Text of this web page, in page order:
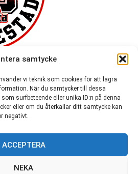
samtycke
vi teknik som cookies för att lagra
När du samtycker till dessa
surfbeteende eller unika ID:n på denna
eller om du återkallar ditt samtycke kan
negativt.
ACCEPTERA
NEKA